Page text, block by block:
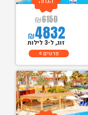
₪6150
₪4832
זוג, ל-3 לילות
פרטים